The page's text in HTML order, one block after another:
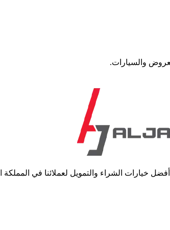
والسيارات.
خيارات الشراء والتمويل لعملائنا في المملكة